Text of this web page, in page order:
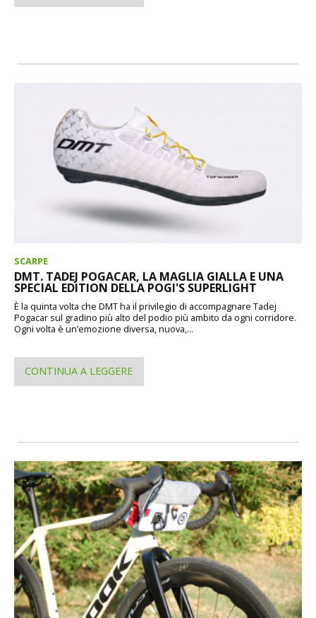
SCARPE
DMT. TADEJ POGACAR, LA MAGLIA GIALLA E UNA
SPECIAL EDITION DELLA POGI'S SUPERLIGHT
È la quinta volta che DMT ha il privilegio di accompagnare Tadej
Pogacar sul gradino più alto del podio più ambito da ogni corridore.
Ogni volta è un’emozione diversa, nuova,...
CONTINUA A LEGGERE